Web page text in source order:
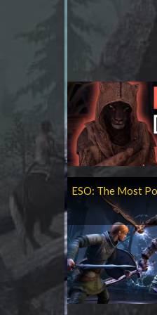
ESO: The Most